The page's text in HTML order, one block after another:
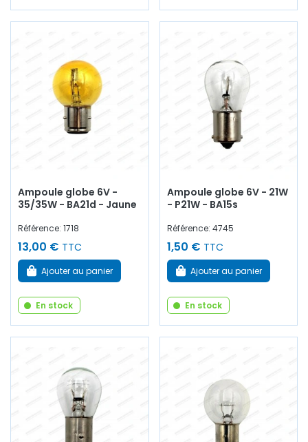
Ampoule globe 6V -
35/35W - BA21d - Jaune
Référence: 1718
13,00 € TTC
Ajouter au panier
En stock
Ampoule globe 6V - 21W
- P21W - BA15s
Référence: 4745
1,50 € TTC
Ajouter au panier
En stock